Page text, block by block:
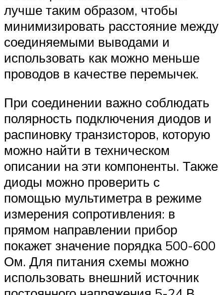
лучше таким образом, чтобы
минимизировать расстояние между
соединяемыми выводами и
использовать как можно меньше
проводов в качестве перемычек.
При соединении важно соблюдать
полярность подключения диодов и
распиновку транзисторов, которую
можно найти в техническом
описании на эти компоненты. Также
диоды можно проверить с
помощью мультиметра в режиме
измерения сопротивления: в
прямом направлении прибор
покажет значение порядка 500-600
Ом. Для питания схемы можно
использовать внешний источник